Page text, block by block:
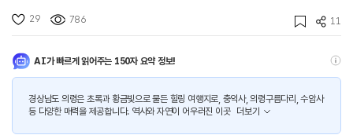
29 786 11
AI가 빠르게 읽어주는 150자 요약 정보!
경상남도 의령은 초록과 황금빛으로 물든 힐링 여행지로, 충익사, 의령구름다리, 수암사
등 다양한 매력을 제공합니다. 역사와 자연이 어우러진 이곳
더보기